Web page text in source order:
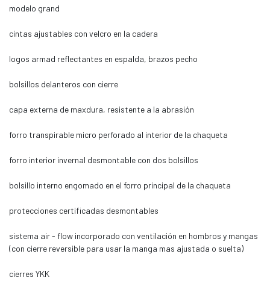
modelo grand
cintas ajustables con velcro en la cadera
logos armad reflectantes en espalda, brazos pecho
bolsillos delanteros con cierre
capa externa de maxdura, resistente a la abrasión
forro transpirable micro perforado al interior de la chaqueta
forro interior invernal desmontable con dos bolsillos
bolsillo interno engomado en el forro principal de la chaqueta
protecciones certificadas desmontables
sistema air - flow incorporado con ventilación en hombros y mangas
(con cierre reversible para usar la manga mas ajustada o suelta)
cierres YKK